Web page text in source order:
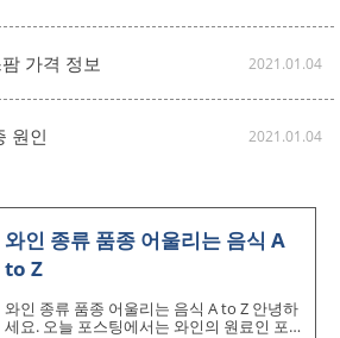
가격 정보 2021.01.04
원인 2021.01.04
와인 종류 품종 어울리는 음식 A
to Z
와인 종류 품종 어울리는 음식 A to Z 안녕하
세요. 오늘 포스팅에서는 와인의 원료인 포